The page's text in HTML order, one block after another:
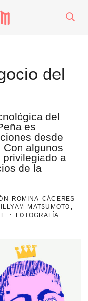
del
del
es
desde
Con algunos
privilegiado a
de la
romina cáceres
matsumoto,
· fotografía